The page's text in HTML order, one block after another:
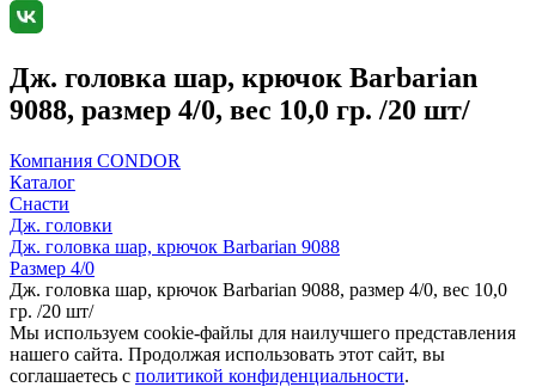
Дж. головка шар, крючок Barbarian
9088, размер 4/0, вес 10,0 гр. /20 шт/
Компания CONDOR
Каталог
Снасти
Дж. головки
Дж. головка шар, крючок Barbarian 9088
Размер 4/0
Дж. головка шар, крючок Barbarian 9088, размер 4/0, вес 10,0
гр. /20 шт/
Мы используем cookie-файлы для наилучшего представления
нашего сайта. Продолжая использовать этот сайт, вы
соглашаетесь c политикой конфиденциальности.